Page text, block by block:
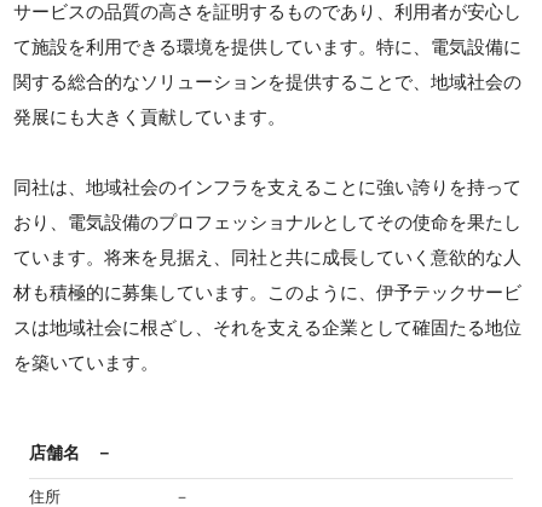
サービスの品質の高さを証明するものであり、利用者が安心し
て施設を利用できる環境を提供しています。特に、電気設備に
関する総合的なソリューションを提供することで、地域社会の
発展にも大きく貢献しています。
同社は、地域社会のインフラを支えることに強い誇りを持って
おり、電気設備のプロフェッショナルとしてその使命を果たし
ています。将来を見据え、同社と共に成長していく意欲的な人
材も積極的に募集しています。このように、伊予テックサービ
スは地域社会に根ざし、それを支える企業として確固たる地位
を築いています。
店舗名 －
住所 －